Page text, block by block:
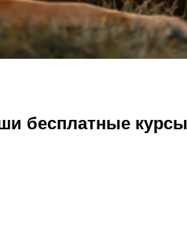
бесплатные курсы